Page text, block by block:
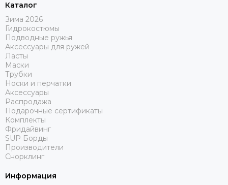
Каталог
Зима 2026
Гидрокостюмы
Подводные ружья
Аксессуары для ружей
Ласты
Маски
Трубки
Носки и перчатки
Аксессуары
Распродажа
Подарочные сертификаты
Комплекты
Фридайвинг
SUP Борды
Производители
Снорклинг
Информация